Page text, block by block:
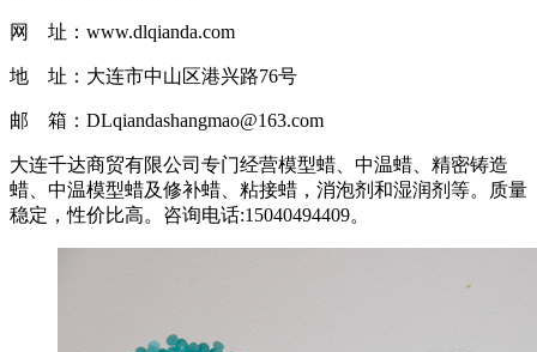
网 址：www.dlqianda.com
地 址：大连市中山区港兴路76号
邮 箱：DLqiandashangmao@163.com
大连千达商贸有限公司专门经营模型蜡、中温蜡、精密铸造
蜡、中温模型蜡及修补蜡、粘接蜡，消泡剂和湿润剂等。质量
稳定，性价比高。咨询电话:15040494409。